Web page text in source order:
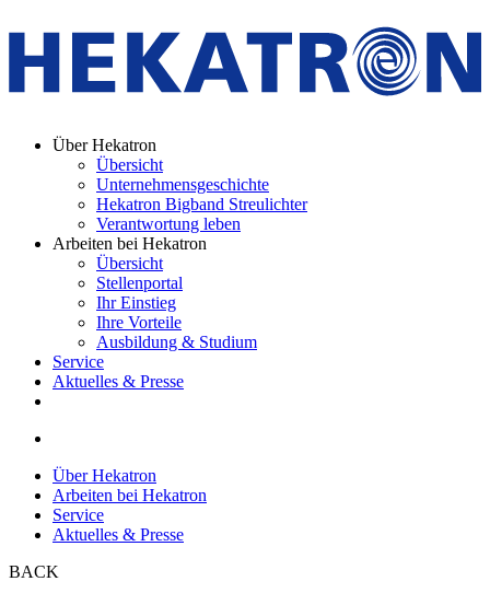
Über Hekatron
Übersicht
Unternehmensgeschichte
Hekatron Bigband Streulichter
Verantwortung leben
Arbeiten bei Hekatron
Übersicht
Stellenportal
Ihr Einstieg
Ihre Vorteile
Ausbildung & Studium
Service
Aktuelles & Presse
Über Hekatron
Arbeiten bei Hekatron
Service
Aktuelles & Presse
BACK